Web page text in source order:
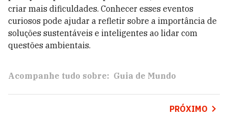
criar mais dificuldades. Conhecer esses eventos
curiosos pode ajudar a refletir sobre a importância de
soluções sustentáveis e inteligentes ao lidar com
questões ambientais.
Acompanhe tudo sobre: Guia de Mundo
PRÓXIMO